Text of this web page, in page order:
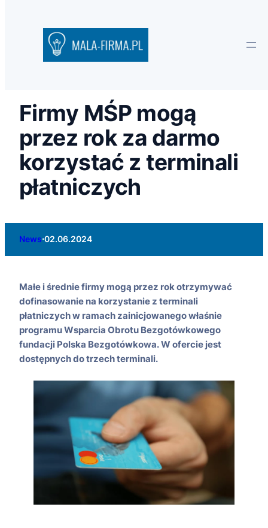
Firmy MŚP mogą
przez rok za darmo
korzystać z terminali
płatniczych
News·02.06.2024
Małe i średnie firmy mogą przez rok otrzymywać
dofinasowanie na korzystanie z terminali
płatniczych w ramach zainicjowanego właśnie
programu Wsparcia Obrotu Bezgotówkowego
fundacji Polska Bezgotówkowa. W ofercie jest
dostępnych do trzech terminali.